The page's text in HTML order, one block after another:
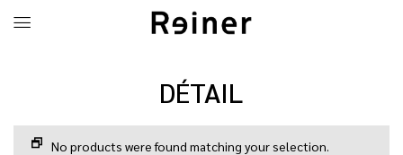
DÉTAIL
No products were found matching your selection.